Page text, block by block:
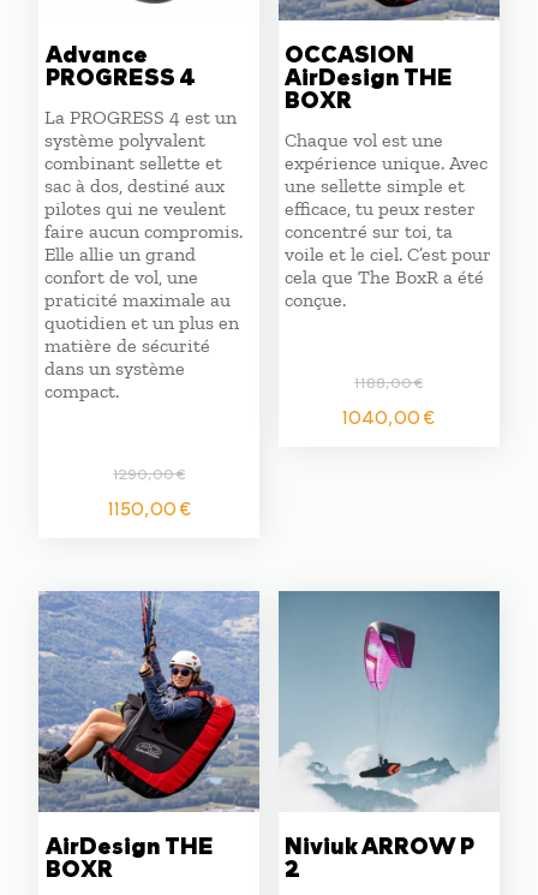
Advance
PROGRESS 4
La PROGRESS 4 est un
système polyvalent
combinant sellette et
sac à dos, destiné aux
pilotes qui ne veulent
faire aucun compromis.
Elle allie un grand
confort de vol, une
praticité maximale au
quotidien et un plus en
matière de sécurité
dans un système
compact.
1290,00€
Le
prix
était :
1290,00 €.
1150,00€Le
est :
1150,00 €.
OCCASION
AirDesign THE
BOXR
Chaque vol est une
expérience unique. Avec
une sellette simple et
efficace, tu peux rester
concentré sur toi, ta
voile et le ciel. C’est pour
cela que The BoxR a été
conçue.
1188,00€
Le
1040,00€Le
AirDesign THE
BOXR
Niviuk ARROW P
2